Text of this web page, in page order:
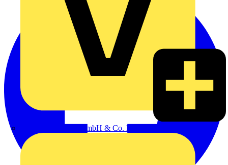
Alexander Bürkle GmbH & Co. KG